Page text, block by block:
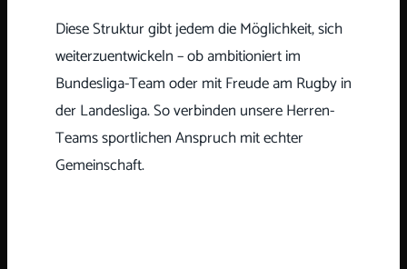
Diese Struktur gibt jedem die Möglichkeit, sich
weiterzuentwickeln – ob ambitioniert im
Bundesliga-Team oder mit Freude am Rugby in
der Landesliga. So verbinden unsere Herren-
Teams sportlichen Anspruch mit echter
Gemeinschaft.